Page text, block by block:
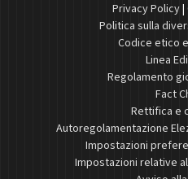
Privacy Policy|
Politica sulla
Codice etico
Linea
Regolamento
Fact
Rettifica e
Autoregolamentazione
Impostazioni
Impostazioni relative